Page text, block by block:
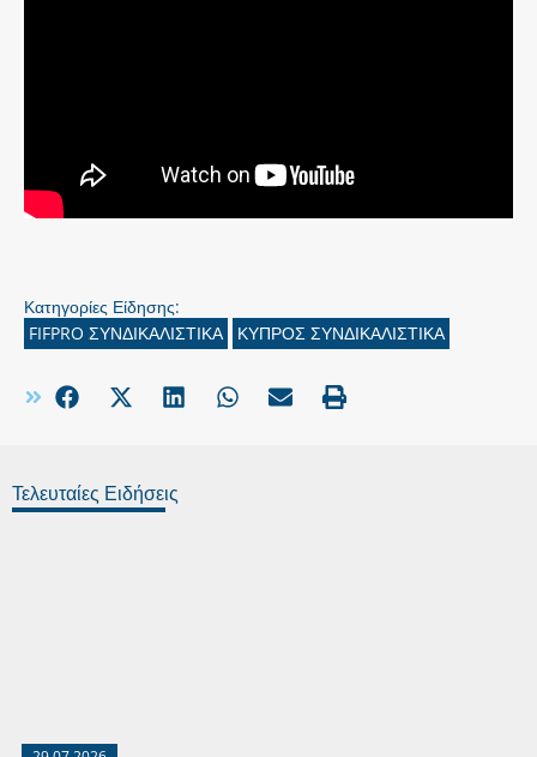
Κατηγορίες Είδησης:
FIFPRO ΣΥΝΔΙΚΑΛΙΣΤΙΚΑ
ΚΥΠΡΟΣ ΣΥΝΔΙΚΑΛΙΣΤΙΚΑ
Τελευταίες Ειδήσεις